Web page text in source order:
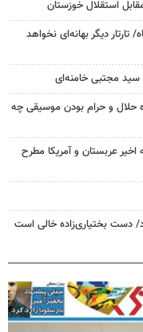
استقلال خوزستان
دیگر بهانه‌ای نخواهد
سید مجتبی خامنه‌ای
حلال و حرام بودن موسیقی چه
اخیر عربستان و آمریکا مطرح
دست بختیاری‌زاده خالی است